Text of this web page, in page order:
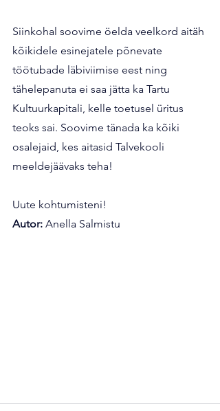
Siinkohal soovime öelda veelkord aitäh
kõikidele esinejatele põnevate
töötubade läbiviimise eest ning
tähelepanuta ei saa jätta ka Tartu
Kultuurkapitali, kelle toetusel üritus
teoks sai. Soovime tänada ka kõiki
osalejaid, kes aitasid Talvekooli
meeldejäävaks teha!
Uute kohtumisteni!
Autor: Anella Salmistu